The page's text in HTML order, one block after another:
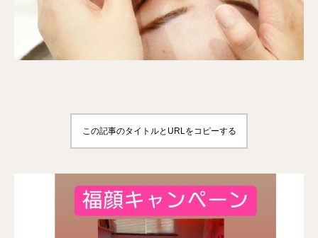
この記事のタイトルとURLをコピーする